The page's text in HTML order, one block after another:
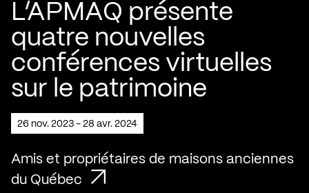
L’APMAQ présente
quatre nouvelles
conférences virtuelles
sur le patrimoine
26 nov. 2023 - 28 avr. 2024
Amis et propriétaires de maisons anciennes
du Québec